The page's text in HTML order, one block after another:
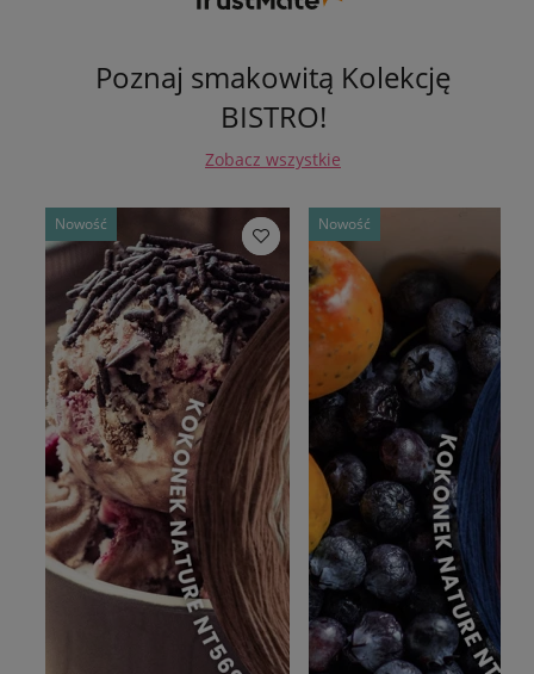
Poznaj smakowitą Kolekcję
BISTRO!
Zobacz wszystkie
Nowość Nowość